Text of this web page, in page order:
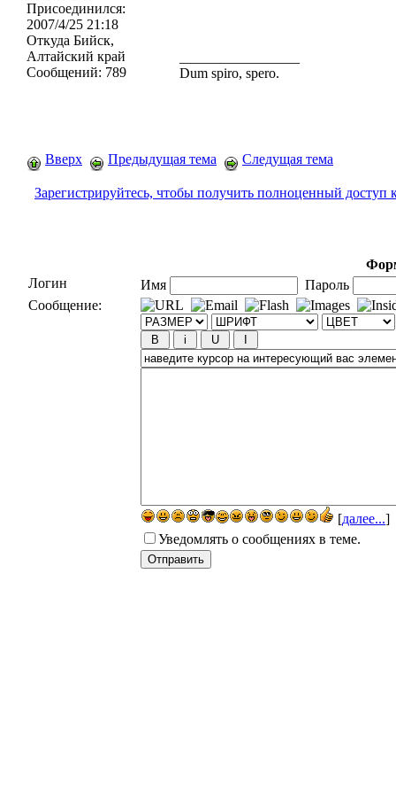
Присоединился:
2007/4/25 21:18
Откуда Бийск,
Алтайский край
Сообщений: 789
Dum spiro, spero.
Вверх Предыдущая тема Следущая тема
Зарегистрируйтесь, чтобы получить полноценный доступ
Логин
Имя
Пароль
Сообщение:
[далее...]
Уведомлять о сообщениях в теме.